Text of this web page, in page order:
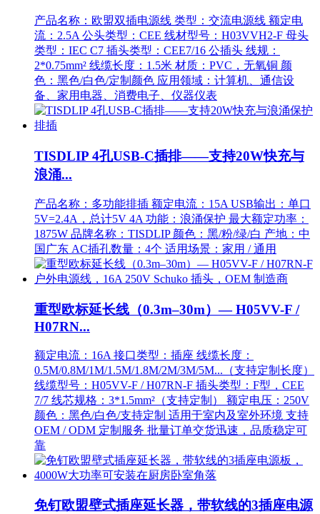
产品名称：欧盟双插电源线 类型：交流电源线 额定电
流：2.5A 公头类型：CEE 线材型号：H03VVH2-F 母头
类型：IEC C7 插头类型：CEE7/16 公插头 线规：
2*0.75mm² 线缆长度：1.5米 材质：PVC，无氧铜 颜
色：黑色/白色/定制颜色 应用领域：计算机、通信设
备、家用电器、消费电子、仪器仪表
TISDLIP 4孔USB-C插排——支持20W快充与
浪涌...
产品名称：多功能排插 额定电流：15A USB输出：单口
5V=2.4A，总计5V 4A 功能：浪涌保护 最大额定功率：
1875W 品牌名称：TISDLIP 颜色：黑/粉/绿/白 产地：中
国广东 AC插孔数量：4个 适用场景：家用 / 通用
重型欧标延长线（0.3m–30m）— H05VV-F /
H07RN...
额定电流：16A 接口类型：插座 线缆长度：
0.5M/0.8M/1M/1.5M/1.8M/2M/3M/5M...（支持定制长度）
线缆型号：H05VV-F / H07RN-F 插头类型：F型，CEE
7/7 线芯规格：3*1.5mm²（支持定制） 额定电压：250V
颜色：黑色/白色/支持定制 适用于室内及室外环境 支持
OEM / ODM 定制服务 批量订单交货迅速，品质稳定可
靠
免钉欧盟壁式插座延长器，带软线的3插座电源